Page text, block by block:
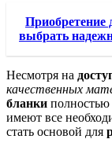
выбрать
Несмотря на
качественных
бланки полностью
имеют все
стать основой для